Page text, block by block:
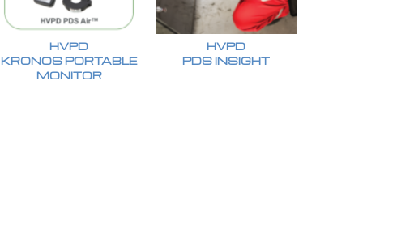
HVPD
KRONOS PORTABLE
MONITOR
HVPD
PDS INSIGHT